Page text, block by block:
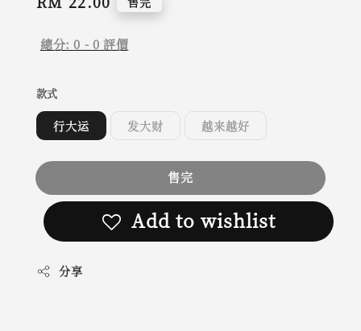
總分:0 - 0 評價
款式
行大运 发大财 越来越好
售完
Add to wishlist
分享